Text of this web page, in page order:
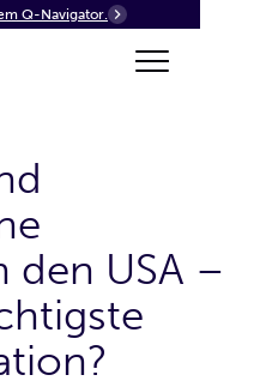
Q-Navigator.
den USA –